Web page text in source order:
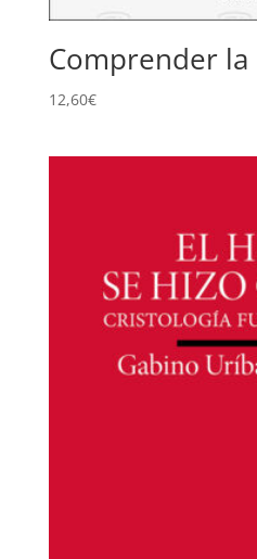
Comprender la
12,60€